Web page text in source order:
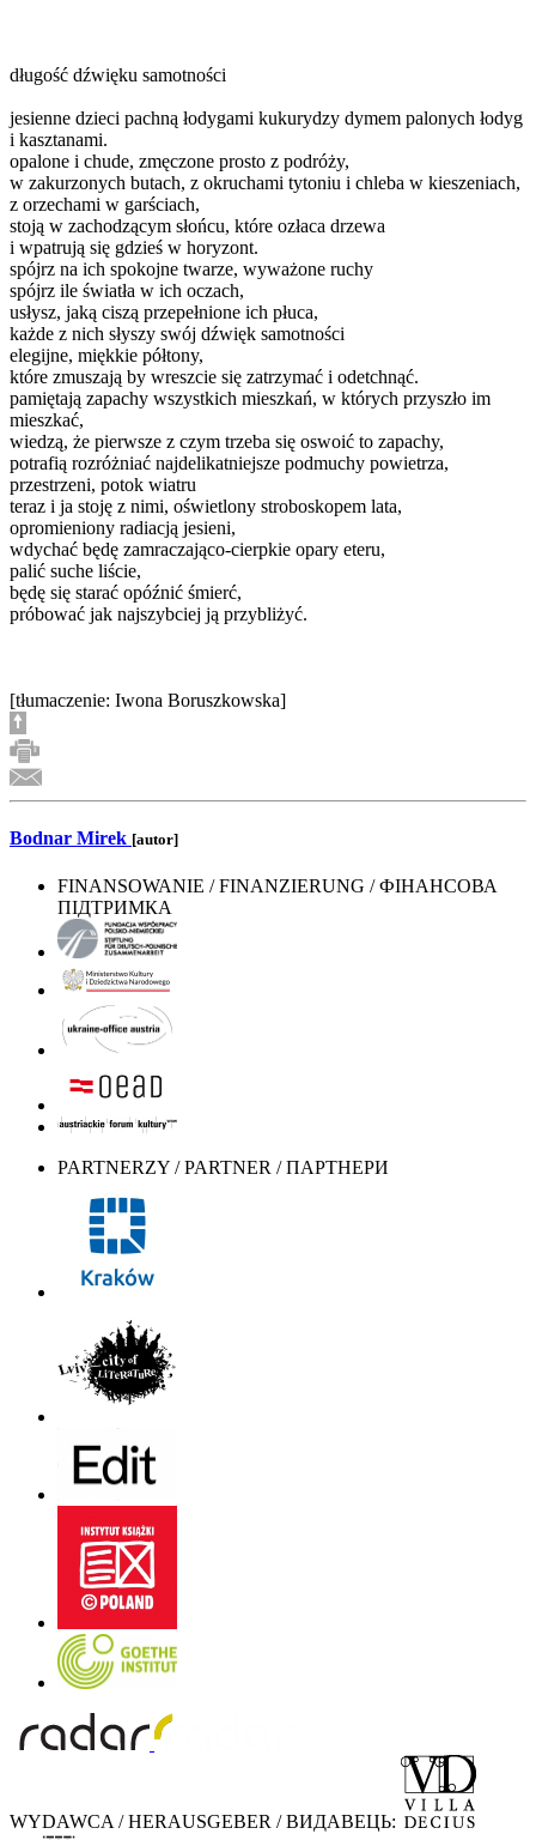
długość dźwięku samotności
jesienne dzieci pachną łodygami kukurydzy dymem palonych łodyg
i kasztanami.
opalone i chude, zmęczone prosto z podróży,
w zakurzonych butach, z okruchami tytoniu i chleba w kieszeniach,
z orzechami w garściach,
stoją w zachodzącym słońcu, które ozłaca drzewa
i wpatrują się gdzieś w horyzont.
spójrz na ich spokojne twarze, wyważone ruchy
spójrz ile światła w ich oczach,
usłysz, jaką ciszą przepełnione ich płuca,
każde z nich słyszy swój dźwięk samotności
elegijne, miękkie półtony,
które zmuszają by wreszcie się zatrzymać i odetchnąć.
pamiętają zapachy wszystkich mieszkań, w których przyszło im
mieszkać,
wiedzą, że pierwsze z czym trzeba się oswoić to zapachy,
potrafią rozróżniać najdelikatniejsze podmuchy powietrza,
przestrzeni, potok wiatru
teraz i ja stoję z nimi, oświetlony stroboskopem lata,
opromieniony radiacją jesieni,
wdychać będę zamraczająco-cierpkie opary eteru,
palić suche liście,
będę się starać opóźnić śmierć,
próbować jak najszybciej ją przybliżyć.
[tłumaczenie: Iwona Boruszkowska]
Bodnar Mirek [autor]
FINANSOWANIE / FINANZIERUNG / ФІНАНСОВА
ПІДТРИМКА
PARTNERZY / PARTNER / ПАРТНЕРИ
WYDAWCA / HERAUSGEBER / ВИДАВЕЦЬ: